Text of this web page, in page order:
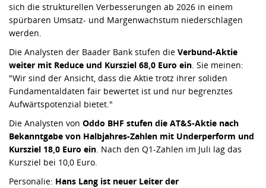
sich die strukturellen Verbesserungen ab 2026 in einem
spürbaren Umsatz- und Margenwachstum niederschlagen
werden.
Die Analysten der Baader Bank stufen die Verbund-Aktie
weiter mit Reduce und Kursziel 68,0 Euro ein. Sie meinen:
"Wir sind der Ansicht, dass die Aktie trotz ihrer soliden
Fundamentaldaten fair bewertet ist und nur begrenztes
Aufwärtspotenzial bietet."
Die Analysten von Oddo BHF stufen die AT&S-Aktie nach
Bekanntgabe von Halbjahres-Zahlen mit Underperform und
Kursziel 18,0 Euro ein. Nach den Q1-Zahlen im Juli lag das
Kursziel bei 10,0 Euro.
Personalie: Hans Lang ist neuer Leiter der